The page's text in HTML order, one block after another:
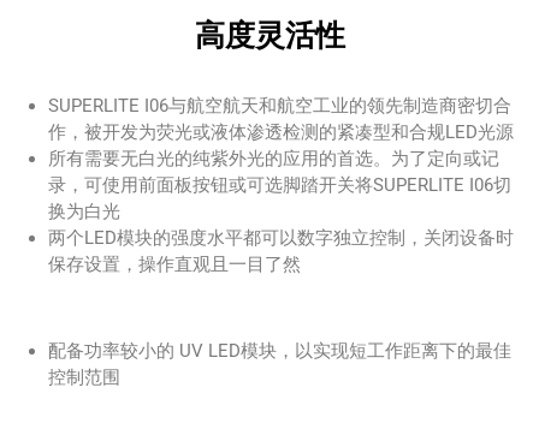
高度灵活性
SUPERLITE I06与航空航天和航空工业的领先制造商密切合
作，被开发为荧光或液体渗透检测的紧凑型和合规LED光源
所有需要无白光的纯紫外光的应用的首选。为了定向或记
录，可使用前面板按钮或可选脚踏开关将SUPERLITE I06切
换为白光
两个LED模块的强度水平都可以数字独立控制，关闭设备时
保存设置，操作直观且一目了然
配备功率较小的 UV LED模块，以实现短工作距离下的最佳
控制范围